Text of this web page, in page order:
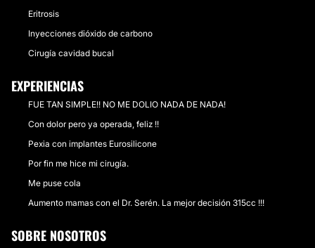
Eritrosis
Inyecciones dióxido de carbono
Cirugía cavidad bucal
EXPERIENCIAS
FUE TAN SIMPLE!! NO ME DOLIO NADA DE NADA!
Con dolor pero ya operada, feliz !!
Pexia con implantes Eurosilicone
Por fin me hice mi cirugía.
Me puse cola
Aumento mamas con el Dr. Serén. La mejor decisión 315cc !!!
SOBRE NOSOTROS